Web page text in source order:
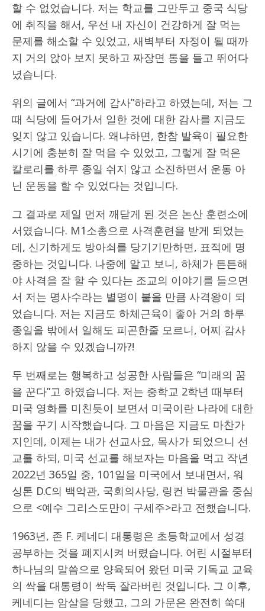
할 수 없었습니다. 저는 학교를 그만두고 중국 식당
에 취직을 해서, 우선 내 자신이 건강하게 잘 먹는
문제를 해소할 수 있었고, 새벽부터 자정이 될 때까
지 거의 앉아 보지 못하고 짜장면 통을 들고 뛰어다
녔습니다.
위의 글에서 “과거에 감사”하라고 하였는데, 저는 그
때 식당에 들어가서 일한 것에 대한 감사를 지금도
잊지 않고 있습니다. 왜냐하면, 한참 발육이 필요한
시기에 충분히 잘 먹을 수 있었고, 그렇게 잘 먹은
칼로리를 하루 종일 쉬지 않고 소진하면서 운동 아
닌 운동을 할 수 있었다는 것입니다.
그 결과로 제일 먼저 깨닫게 된 것은 논산 훈련소에
서였습니다. M1소총으로 사격훈련을 받게 되었는
데, 신기하게도 방아쇠를 당기기만하면, 표적에 명
중하는 것입니다. 나중에 알고 보니, 하체가 튼튼해
야 사격을 잘 할 수 있다는 조교의 이야기를 들으면
서 저는 명사수라는 별명이 붙을 만큼 사격왕이 되
었습니다. 저는 지금도 하체근육이 좋아 거의 하루
종일을 밖에서 일해도 피곤한줄 모르니, 어찌 감사
하지 않을 수 있겠습니까?!
두 번째로는 행복하고 성공한 사람들은 “미래의 꿈
을 꾼다”고 하였습니다. 저는 중학교 2학년 때부터
미국 영화를 미친듯이 보면서 미국이란 나라에 대한
꿈을 꾸기 시작했습니다. 그 마음은 지금도 마찬가
지인데, 이제는 내가 선교사요, 목사가 되었으니 선
교를 하되, 미국 선교를 해보자는 마음을 먹고 작년
2022년 365일 중, 101일을 미국에서 보내면서, 워
싱톤 D.C의 백악관, 국회의사당, 링컨 박물관을 중심
으로 <예수 그리스도만이 구세주>라고 전했습니다.
1963년, 존 F. 케네디 대통령은 초등학교에서 성경
공부하는 것을 폐지시켜 버렸습니다. 어린 시절부터
하나님의 말씀으로 양육되어 왔던 미국 기독교 교육
의 싹을 대통령이 싹둑 잘라버린 것입니다. 그 이후,
케네디는 암살을 당했고, 그의 가문은 완전히 쑥대